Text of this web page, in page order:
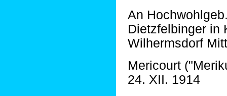
An
Dietzfelbinger in
Wilhermsdorf
Mericourt
24. XII. 1914